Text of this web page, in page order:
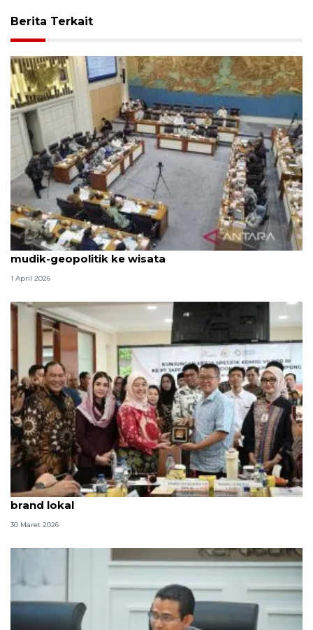
Berita Terkait
Komisi VII rapat dengan Menpar bahas dampak
mudik-geopolitik ke wisata
1 April 2026
DPR dorong "dupe culture" jadi peluang penguatan
brand lokal
30 Maret 2026